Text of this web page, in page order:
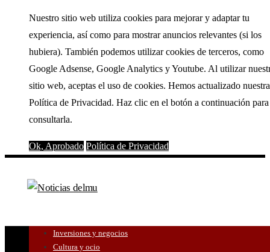
Nuestro sitio web utiliza cookies para mejorar y adaptar tu
experiencia, así como para mostrar anuncios relevantes (si los
hubiera). También podemos utilizar cookies de terceros, como
Google Adsense, Google Analytics y Youtube. Al utilizar
sitio web, aceptas el uso de cookies. Hemos actualizado nuestra
Política de Privacidad. Haz clic en el botón a continuación para
consultarla.
Ok, Aprobado Política de Privacidad
Inversiones y negocios
Cultura y ocio